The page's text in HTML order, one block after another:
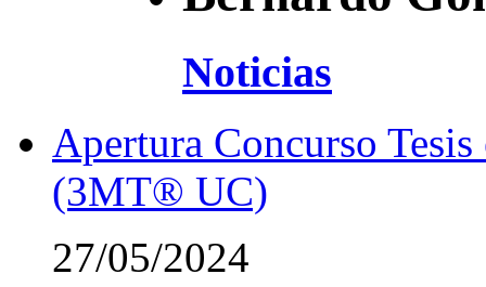
Noticias
Apertura Concurso
(3MT® UC)
27/05/2024